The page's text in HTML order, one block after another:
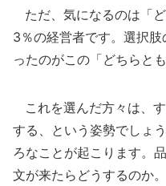
ただ、気になるのは「
3％の経営者です。選択
ったのがこの「どちらと
これを選んだ方々は、
する、という姿勢でしょ
ろなことが起こります。
文が来たらどうするのか